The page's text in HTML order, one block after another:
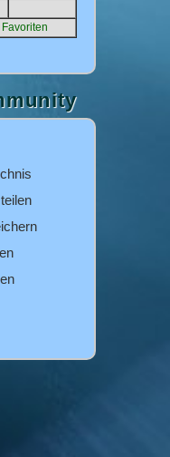
Favoriten